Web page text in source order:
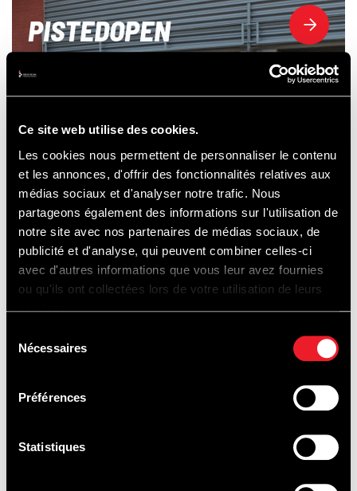
Ce site web utilise des cookies.
Les cookies nous permettent de personnaliser le contenu
et les annonces, d'offrir des fonctionnalités relatives aux
médias sociaux et d'analyser notre trafic. Nous
partageons également des informations sur l'utilisation de
notre site avec nos partenaires de médias sociaux, de
publicité et d'analyse, qui peuvent combiner celles-ci
avec d'autres informations que vous leur avez fournies
ou qu'ils ont collectées lors de votre utilisation de leurs
services.
Nécessaires
Préférences
Statistiques
PISTEDOPEN
OPLEIDING &
VAN